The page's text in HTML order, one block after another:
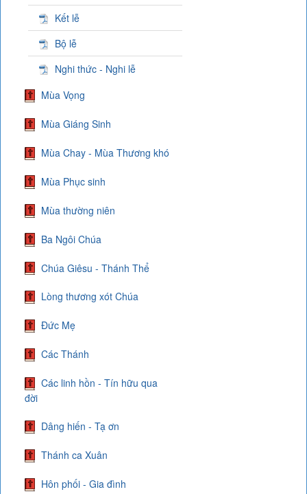
Kết lễ
Bộ lễ
Nghi thức - Nghi lễ
Mùa Vọng
Mùa Giáng Sinh
Mùa Chay - Mùa Thương khó
Mùa Phục sinh
Mùa thường niên
Ba Ngôi Chúa
Chúa Giêsu - Thánh Thể
Lòng thương xót Chúa
Đức Mẹ
Các Thánh
Các linh hồn - Tín hữu qua
đời
Dâng hiến - Tạ ơn
Thánh ca Xuân
Hôn phối - Gia đình